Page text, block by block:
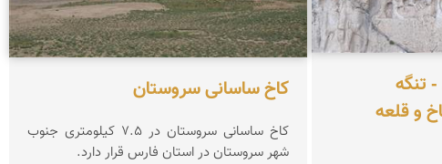
تنگه
و قلعه
کاخ ساسانی سروستان
کاخ ساسانی سروستان در ۷.۵ کیلومتری جنوب
شهر سروستان در استان فارس قرار دارد.